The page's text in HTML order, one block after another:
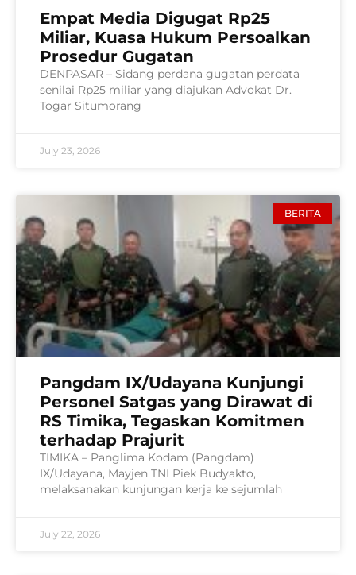
Empat Media Digugat Rp25
Miliar, Kuasa Hukum Persoalkan
Prosedur Gugatan
DENPASAR – Sidang perdana gugatan perdata
senilai Rp25 miliar yang diajukan Advokat Dr.
Togar Situmorang
July 23, 2026
BERITA
Pangdam IX/Udayana Kunjungi
Personel Satgas yang Dirawat di
RS Timika, Tegaskan Komitmen
terhadap Prajurit
TIMIKA – Panglima Kodam (Pangdam)
IX/Udayana, Mayjen TNI Piek Budyakto,
melaksanakan kunjungan kerja ke sejumlah
July 22, 2026